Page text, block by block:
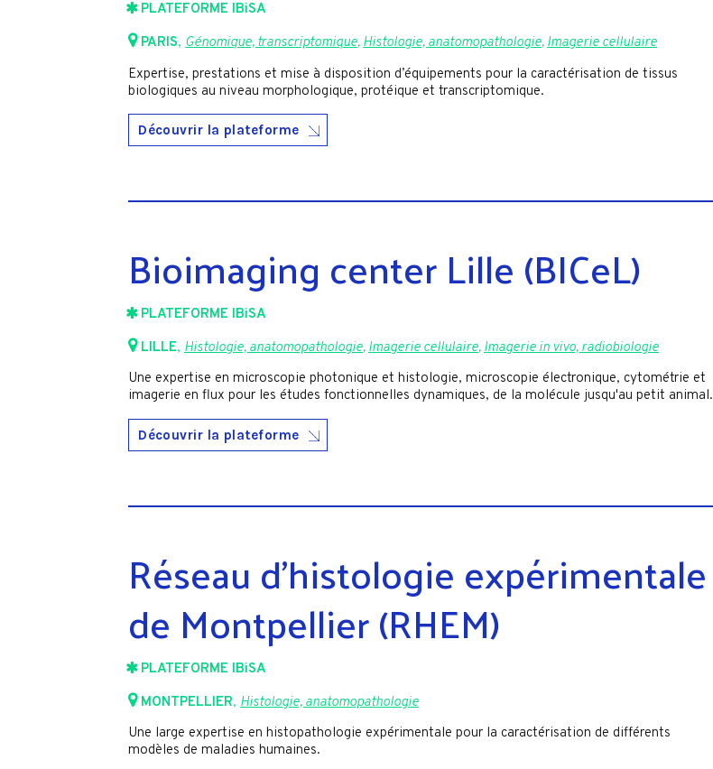
PLATEFORME IBiSA
PARIS,Génomique, transcriptomique,Histologie, anatomopathologie,Imagerie cellulaire
Expertise, prestations et mise à disposition d’équipements pour la caractérisation de tissus
biologiques au niveau morphologique, protéique et transcriptomique.
Découvrir la plateforme
Bioimaging center Lille (BICeL)
PLATEFORME IBiSA
LILLE,Histologie, anatomopathologie,Imagerie cellulaire,Imagerie in vivo, radiobiologie
Une expertise en microscopie photonique et histologie, microscopie électronique, cytométrie et
imagerie en flux pour les études fonctionnelles dynamiques, de la molécule jusqu'au petit animal.
Découvrir la plateforme
Réseau d'histologie expérimentale
de Montpellier (RHEM)
PLATEFORME IBiSA
MONTPELLIER,Histologie, anatomopathologie
Une large expertise en histopathologie expérimentale pour la caractérisation de différents
modèles de maladies humaines.